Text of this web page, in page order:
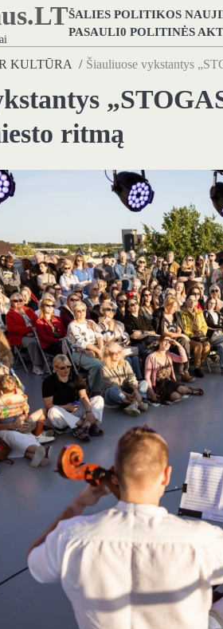
ŠALIES POLITIKOS
PASAULI0 POLITINĖS
KULTŪRA Šiauliuose vykstantys
ritmą